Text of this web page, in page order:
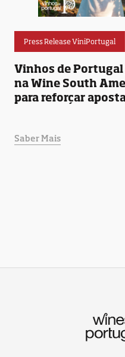
Press Release ViniPortugal
Vinhos de
na Wine South
para reforçar
Saber Mais